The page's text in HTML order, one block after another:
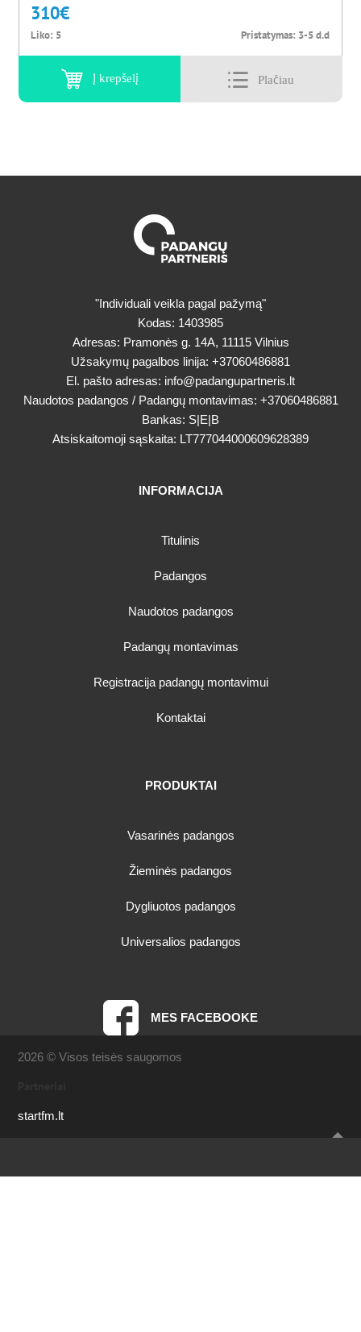
310€
Liko: 5 Pristatymas: 3-5 d.d
Į krepšelį
"Individuali veikla pagal pažymą"
Kodas: 1403985
Adresas: Pramonės g. 14A, 11115 Vilnius
Užsakymų pagalbos linija: +37060486881
El. pašto adresas: info@padangupartneris.lt
Naudotos padangos / Padangų montavimas: +37060486881
Bankas: S|E|B
Atsiskaitomoji sąskaita: LT777044000609628389
INFORMACIJA
Titulinis
Padangos
Naudotos padangos
Padangų montavimas
Registracija padangų montavimui
Kontaktai
PRODUKTAI
Vasarinės padangos
Žieminės padangos
Dygliuotos padangos
Universalios padangos
MES FACEBOOKE
2026 © Visos teisės saugomos
startfm.lt